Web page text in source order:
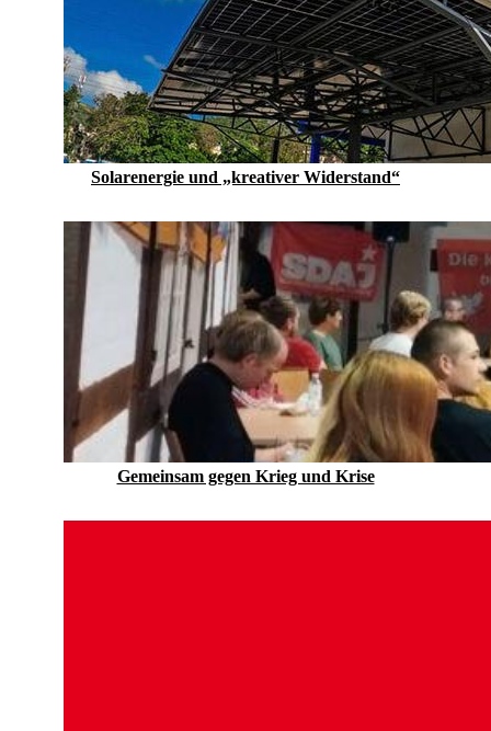
Solarenergie und „kreativer Widerstand“
Gemeinsam gegen Krieg und Krise